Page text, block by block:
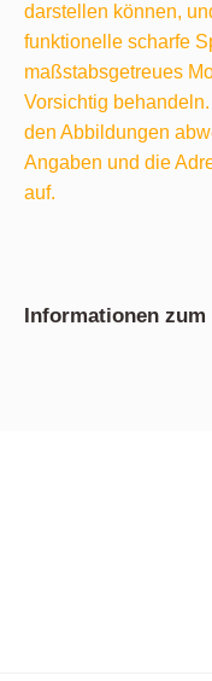
darstellen können,
funktionelle scharfe
maßstabsgetreues
Vorsichtig
den Abbildungen
Angaben und die
auf.
Informationen